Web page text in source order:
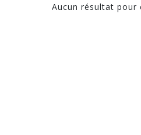
Aucun résultat pour